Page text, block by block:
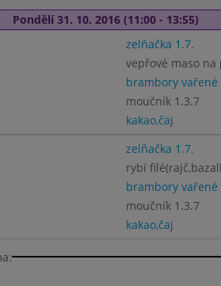
Pondělí 31. 10. 2016 (11:00 - 13:55)
zelňačka 1.7.
vepřové maso na
brambory vařené
moučník 1.3.7
kakao,čaj
zelňačka 1.7.
rybí
brambory vařené
moučník 1.3.7
kakao,čaj